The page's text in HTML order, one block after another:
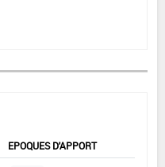
EPOQUES D'APPORT